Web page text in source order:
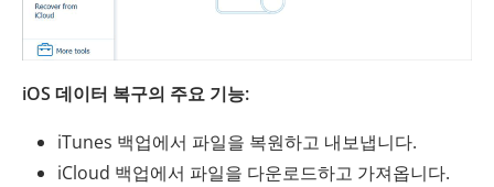
iOS 데이터 복구의 주요 기능:
iTunes 백업에서 파일을 복원하고 내보냅니다.
iCloud 백업에서 파일을 다운로드하고 가져옵니다.